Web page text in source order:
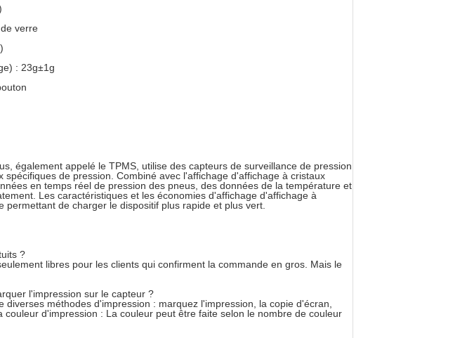
verre
: 23g±1g
également appelé le TPMS, utilise des capteurs de surveillance de pression
de pression. Combiné avec l'affichage d'affichage à cristaux
en temps réel de pression des pneus, des données de la température et
Les caractéristiques et les économies d'affichage d'affichage à
de charger le dispositif plus rapide et plus vert.
?
libres pour les clients qui confirment la commande en gros. Mais le
l'impression sur le capteur ?
méthodes d'impression : marquez l'impression, la copie d'écran,
couleur d'impression : La couleur peut être faite selon le nombre de couleur